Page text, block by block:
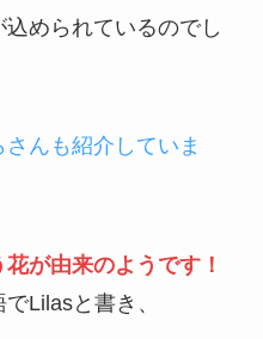
められているのでし
んも紹介していま
が由来のようです！
Lilasと書き、